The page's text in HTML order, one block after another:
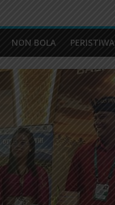
NON BOLA PERISTIWA